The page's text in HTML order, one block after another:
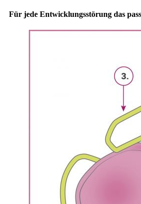
Für jede Entwicklungsstörung das